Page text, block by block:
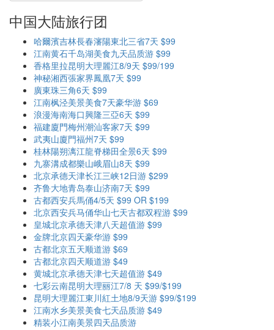
中国大陆旅行团
哈爾濱吉林長春瀋陽東北三省7天 $99
江南黄石千岛湖美食九天品质游 $99
香格里拉昆明大理麗江8/9天 $99/199
神秘湘西張家界鳳凰7天 $99
廣東珠三角6天 $99
江南枫泾美景美食7天豪华游 $69
浪漫海南海口興隆三亞6天 $99
福建廈門梅州潮汕客家7天 $99
武夷山廈門福州7天 $99
桂林陽朔漓江龍脊梯田全景6天 $99
九寨溝成都樂山峨眉山8天 $99
北京承德天津长江三峡12日游 $299
齐鲁大地青岛泰山济南7天 $99
古都西安兵馬俑4/5天 $99 OR $199
北京西安兵马俑华山七天古都双程游 $99
皇城北京承德天津八天超值游 $99
金牌北京四天豪华游 $99
古都北京五天顺道游 $69
古都北京四天顺道游 $49
黄城北京承德天津七天超值游 $49
七彩云南昆明大理丽江7/8 天 $99/$199
昆明大理麗江東川紅土地8/9天游 $99/$199
江南水乡美景美食七天品质游 $49
精装小江南美景四天品质游